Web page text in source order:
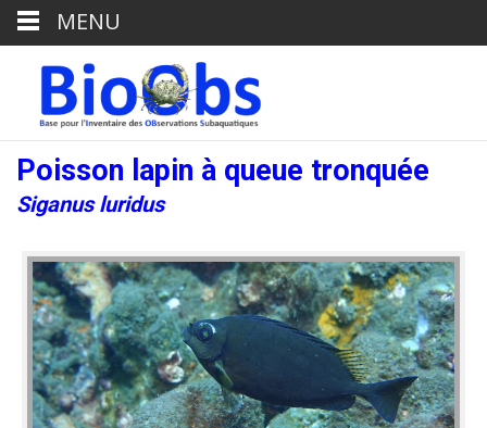
Poisson lapin à queue tronquée
Siganus luridus
MENU